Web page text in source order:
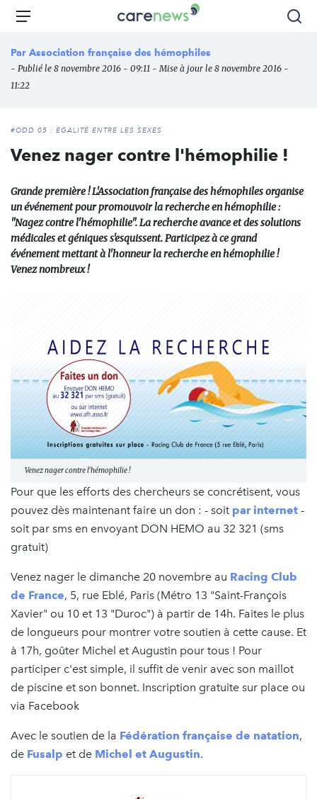
Aller
principal
Carenews,
média
des
Menu
Par Association française des hémophiles
- Publié le 8 novembre 2016 - 09:11 - Mise à jour le 8 novembre 2016 -
11:22
#ODD 05 : ÉGALITÉ ENTRE LES SEXES
Venez nager contre l'hémophilie !
Grande première ! L'Association française des hémophiles organise
un événement pour promouvoir la recherche en hémophilie :
"Nagez contre l'hémophilie". La recherche avance et des solutions
médicales et géniques s'esquissent. Participez à ce grand
événement mettant à l'honneur la recherche en hémophilie !
Venez nombreux !
Venez nager contre l'hémophilie !
Pour que les efforts des chercheurs se concrétisent, vous
pouvez dès maintenant faire un don : - soit par internet -
soit par sms en envoyant DON HEMO au 32 321 (sms
gratuit)
Venez nager le dimanche 20 novembre au Racing Club
de France, 5, rue Eblé, Paris (Métro 13 "Saint-François
Xavier" ou 10 et 13 "Duroc") à partir de 14h. Faites le plus
de longueurs pour montrer votre soutien à cette cause. Et
à 17h, goûter Michel et Augustin pour tous ! Pour
participer c'est simple, il suffit de venir avec son maillot
de piscine et son bonnet. Inscription gratuite sur place ou
via Facebook
Avec le soutien de la Fédération française de natation,
de Fusalp et de Michel et Augustin.